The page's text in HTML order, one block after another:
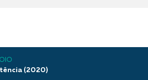
(2020)